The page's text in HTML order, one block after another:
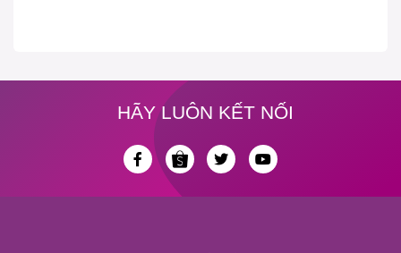
HÃY LUÔN KẾT NỐI